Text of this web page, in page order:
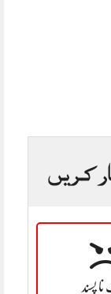
کریں
پسند